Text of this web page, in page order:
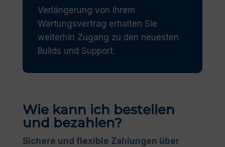
Verlängerung von Ihrem
Wartungsvertrag erhalten Sie
weiterhin Zugang zu den neuesten
Builds und Support.
Wie kann ich bestellen
und bezahlen?
Sichere und flexible Zahlungen über